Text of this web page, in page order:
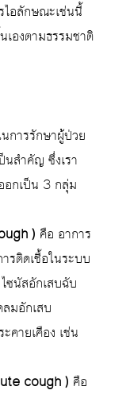
ไอลักษณะเช่นนี้
เองตามธรรมชาติ
การรักษาผู้ป่วย
นสำคัญ ซึ่งเรา
อกเป็น 3 กลุ่ม
) คือ อาการ
รติดเชื้อในระบบ
ซนัสอักเสบฉับ
มอักเสบ
คายเคือง เช่น
cough ) คือ